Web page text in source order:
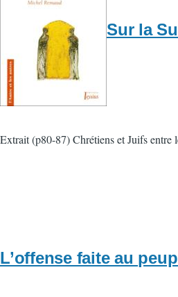
Sur la
Extrait (p80-87) Chrétiens et Juifs entre
L’offense faite au